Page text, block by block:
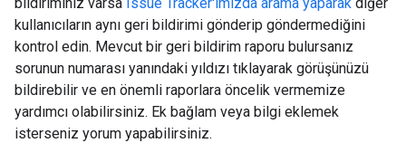
kullanıcıların aynı geri bildirimi gönderip göndermediğini
kontrol edin. Mevcut bir geri bildirim raporu bulursanız
sorunun numarası yanındaki yıldızı tıklayarak görüşünüzü
bildirebilir ve en önemli raporlara öncelik vermemize
yardımcı olabilirsiniz. Ek bağlam veya bilgi eklemek
isterseniz yorum yapabilirsiniz.